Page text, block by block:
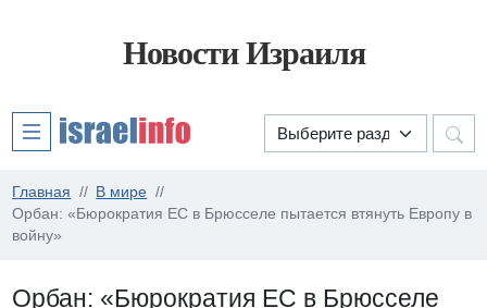
Новости Израиля
Главная
В мире
Орбан: «Бюрократия ЕС в Брюсселе пытается втянуть Европу в
войну»
Орбан: «Бюрократия ЕС в Брюсселе